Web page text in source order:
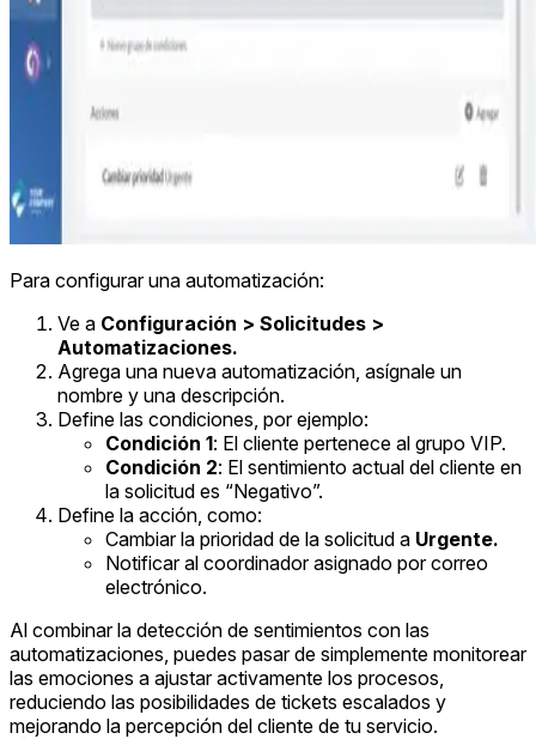
Para configurar una automatización:
Ve a Configuración > Solicitudes >
Automatizaciones.
Agrega una nueva automatización, asígnale un
nombre y una descripción.
Define las condiciones, por ejemplo:
Condición 1: El cliente pertenece al grupo VIP.
Condición 2: El sentimiento actual del cliente en
la solicitud es “Negativo”.
Define la acción, como:
Cambiar la prioridad de la solicitud a Urgente.
Notificar al coordinador asignado por correo
electrónico.
Al combinar la detección de sentimientos con las
automatizaciones, puedes pasar de simplemente monitorear
las emociones a ajustar activamente los procesos,
reduciendo las posibilidades de tickets escalados y
mejorando la percepción del cliente de tu servicio.